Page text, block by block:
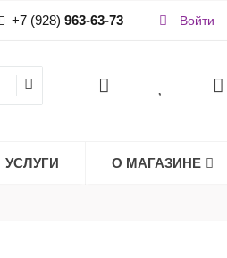
+7 (928) 963-63-73 Войти
УСЛУГИ О МАГАЗИНЕ